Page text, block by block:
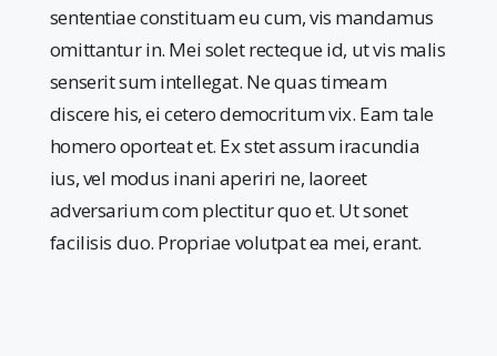
sententiae constituam eu cum, vis mandamus
omittantur in. Mei solet recteque id, ut vis malis
senserit sum intellegat. Ne quas timeam
discere his, ei cetero democritum vix. Eam tale
homero oporteat et. Ex stet assum iracundia
ius, vel modus inani aperiri ne, laoreet
adversarium com plectitur quo et. Ut sonet
facilisis duo. Propriae volutpat ea mei, erant.